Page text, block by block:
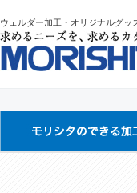
ウェルダー加工・オリジナルグ